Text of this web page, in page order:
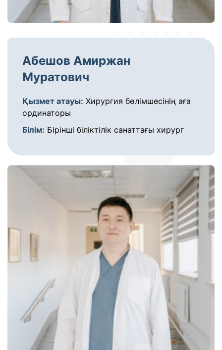
Абешов Амиржан
Муратович
Қызмет атауы: Хирургия бөлімшесінің аға
ординаторы
Білім: Бірінші біліктілік санаттағы хирург